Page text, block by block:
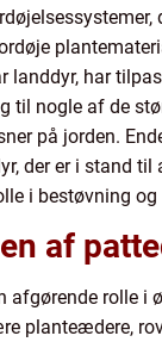
landdyr, har
til nogle af de
på jorden.
der er i stand
i bestøvning
af
afgørende rolle i
planteædere,